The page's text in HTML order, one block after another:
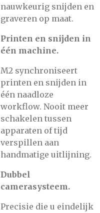
nauwkeurig snijden en
graveren op maat.
Printen en snijden in
één machine.
M2 synchroniseert
printen en snijden in
één naadloze
workflow. Nooit meer
schakelen tussen
apparaten of tijd
verspillen aan
handmatige uitlijning.
Dubbel
camerasysteem.
Precisie die u eindelijk